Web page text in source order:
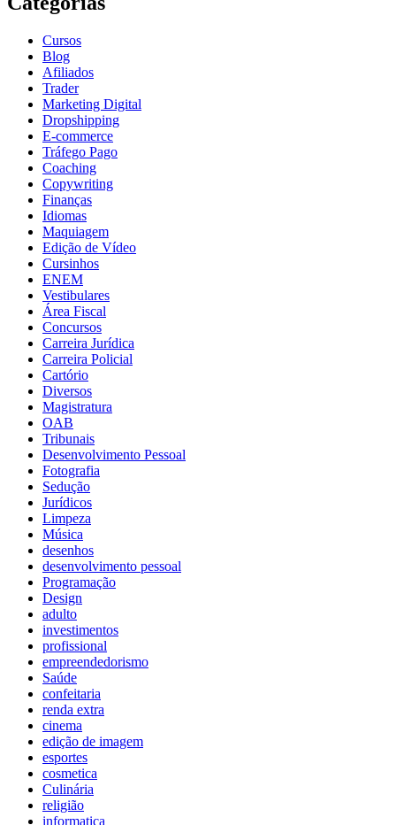
Cursos
Blog
Afiliados
Trader
Marketing Digital
Dropshipping
E-commerce
Tráfego Pago
Coaching
Copywriting
Finanças
Idiomas
Maquiagem
Edição de Vídeo
Cursinhos
ENEM
Vestibulares
Área Fiscal
Concursos
Carreira Jurídica
Carreira Policial
Cartório
Diversos
Magistratura
OAB
Tribunais
Desenvolvimento Pessoal
Fotografia
Sedução
Jurídicos
Limpeza
Música
desenhos
desenvolvimento pessoal
Programação
Design
adulto
investimentos
profissional
empreendedorismo
Saúde
confeitaria
renda extra
cinema
edição de imagem
esportes
cosmetica
Culinária
religião
informatica